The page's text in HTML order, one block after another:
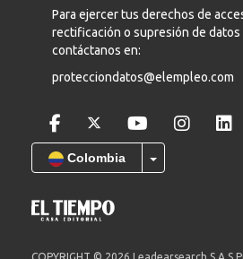
Para ejercer tus derechos de
rectificación o supresión de datos
contáctanos en:
protecciondatos@elempleo.com
Colombia